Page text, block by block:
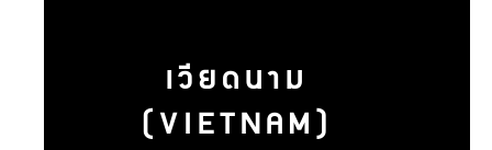
เวียดนาม
(VIETNAM)